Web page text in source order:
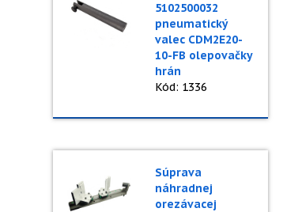
5102500032
pneumatický
valec CDM2E20-
10-FB olepovačky
hrán
Kód: 1336
Súprava
náhradnej
orezávacej